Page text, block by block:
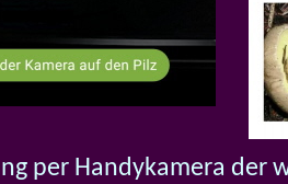
per Handykamera der